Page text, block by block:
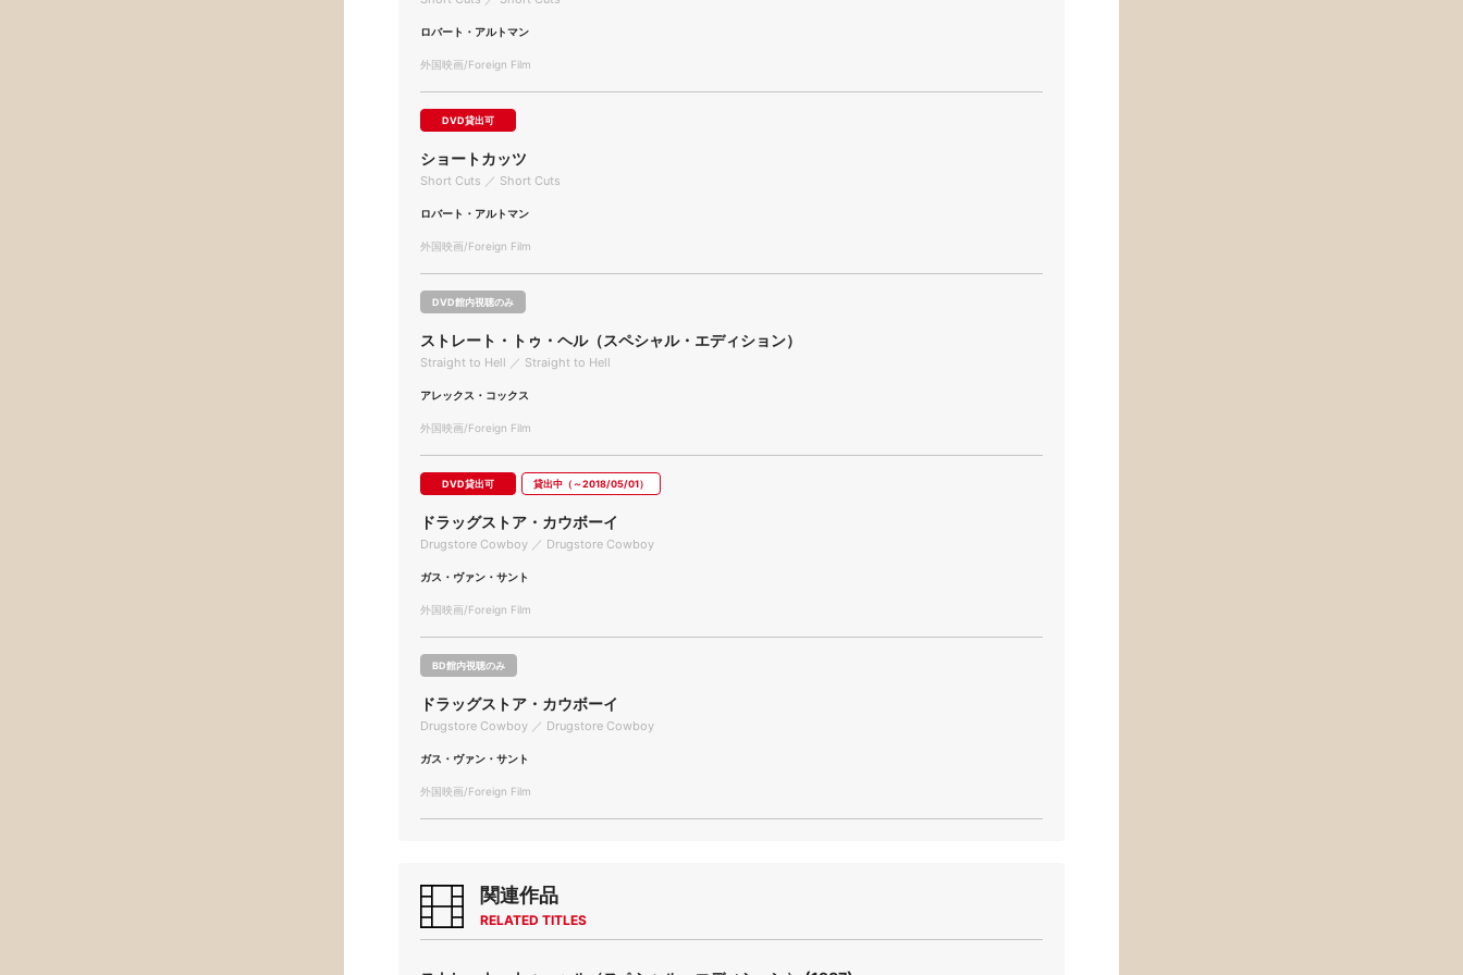
ロバート・アルトマン
外国映画/Foreign Film
DVD貸出可
ショートカッツ
Short Cuts ／ Short Cuts
ロバート・アルトマン
外国映画/Foreign Film
DVD館内視聴のみ
ストレート・トゥ・ヘル（スペシャル・エディション）
Straight to Hell ／ Straight to Hell
アレックス・コックス
外国映画/Foreign Film
DVD貸出可 貸出中（～2018/05/01）
ドラッグストア・カウボーイ
Drugstore Cowboy ／ Drugstore Cowboy
ガス・ヴァン・サント
外国映画/Foreign Film
BD館内視聴のみ
ドラッグストア・カウボーイ
Drugstore Cowboy ／ Drugstore Cowboy
ガス・ヴァン・サント
外国映画/Foreign Film
関連作品
RELATED TITLES